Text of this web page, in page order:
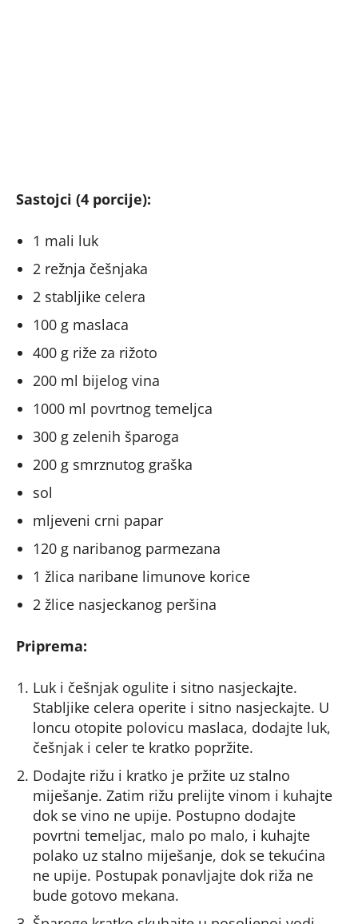
Sastojci (4 porcije):
1 mali luk
2 režnja češnjaka
2 stabljike celera
100 g maslaca
400 g riže za rižoto
200 ml bijelog vina
1000 ml povrtnog temeljca
300 g zelenih šparoga
200 g smrznutog graška
sol
mljeveni crni papar
120 g naribanog parmezana
1 žlica naribane limunove korice
2 žlice nasjeckanog peršina
Priprema:
Luk i češnjak ogulite i sitno nasjeckajte.
Stabljike celera operite i sitno nasjeckajte. U
loncu otopite polovicu maslaca, dodajte luk,
češnjak i celer te kratko popržite.
Dodajte rižu i kratko je pržite uz stalno
miješanje. Zatim rižu prelijte vinom i kuhajte
dok se vino ne upije. Postupno dodajte
povrtni temeljac, malo po malo, i kuhajte
polako uz stalno miješanje, dok se tekućina
ne upije. Postupak ponavljajte dok riža ne
bude gotovo mekana.